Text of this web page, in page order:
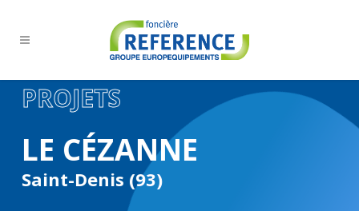
PROJETS
LE CÉZANNE
Saint-Denis (93)